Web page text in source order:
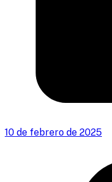
10 de febrero de 2025